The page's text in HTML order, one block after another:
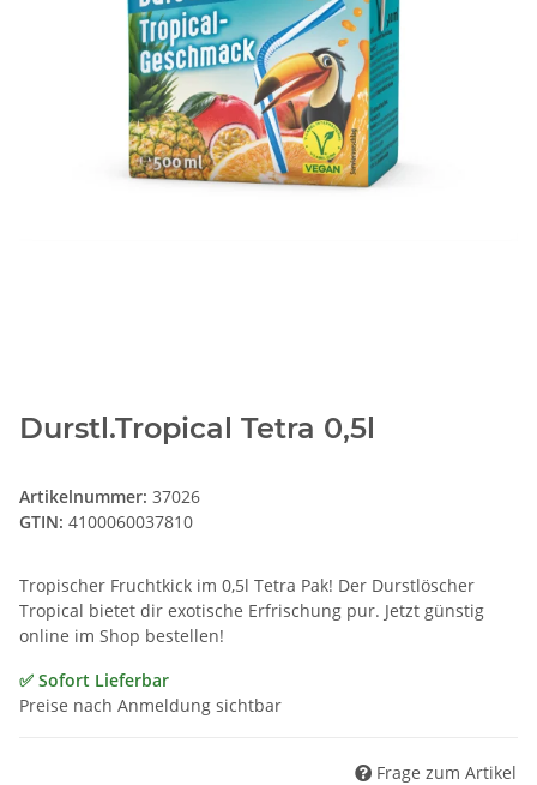
Durstl.Tropical Tetra 0,5l
Artikelnummer: 37026
GTIN: 4100060037810
Tropischer Fruchtkick im 0,5l Tetra Pak! Der Durstlöscher
Tropical bietet dir exotische Erfrischung pur. Jetzt günstig
online im Shop bestellen!
✅ Sofort Lieferbar
Preise nach Anmeldung sichtbar
Frage zum Artikel